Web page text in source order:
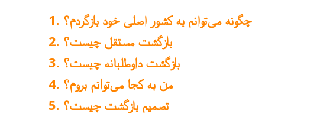
چگونه می‌توانم به کشور اصلی خود بازگردم؟
بازگشت مستقل چیست؟
بازگشت داوطلبانه چیست؟
من به کجا می‌توانم بروم؟
تصمیم بازگشت چیست؟